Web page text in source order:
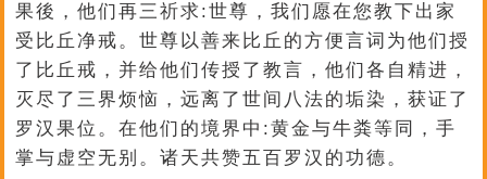
果後，他们再三祈求:世尊，我们愿在您教下出家
受比丘净戒。世尊以善来比丘的方便言词为他们授
了比丘戒，并给他们传授了教言，他们各自精进，
灭尽了三界烦恼，远离了世间八法的垢染，获证了
罗汉果位。在他们的境界中:黄金与牛粪等同，手
掌与虚空无别。诸天共赞五百罗汉的功德。